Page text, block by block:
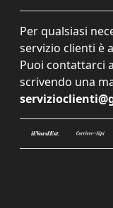
Per qualsiasi
servizio clienti è
Puoi contattarci
scrivendo una